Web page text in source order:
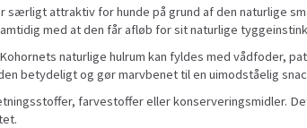
attraktiv for hunde på grund af den naturlige
med at den får afløb for sit naturlige
Kohornets naturlige hulrum kan fyldes med vådfoder,
betydeligt og gør marvbenet til en uimodståelig
farvestoffer eller konserveringsmidler.